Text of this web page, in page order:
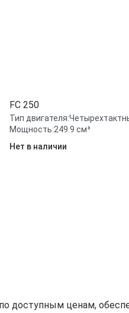
FC 250
Тип двигателя:
Мощность:249.9 см³
Нет в наличии
доступным ценам,